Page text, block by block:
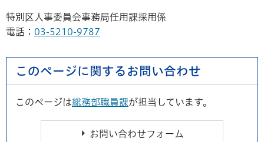
特別区人事委員会事務局任用課採用係
電話： 03-5210-9787
このページに関するお問い合わせ
このページは総務部職員課が担当しています。